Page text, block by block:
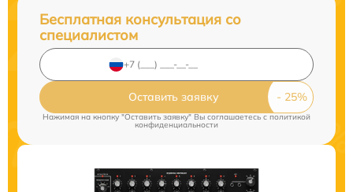
Бесплатная консультация со
специалистом
Оставить заявку
Нажимая на кнопку "Оставить заявку" Вы соглашаетесь cполитикой
конфиденциальности